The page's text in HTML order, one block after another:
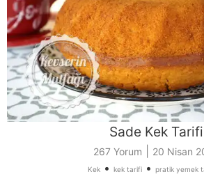
Sade Kek Tarifi
267 Yorum 20 Nisan
Kek • kek tarifi • pratik yemek